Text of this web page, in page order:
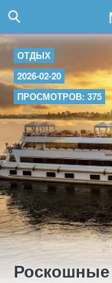
ОТДЫХ
2026-02-20
ПРОСМОТРОВ: 375
Роскошные